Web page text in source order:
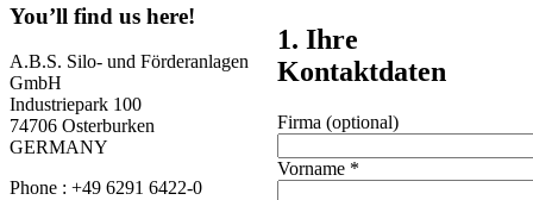
You’ll find us here!
A.B.S. Silo- und Förderanlagen
GmbH
Industriepark 100
74706 Osterburken
GERMANY
Phone : +49 6291 6422-0
1. Ihre
Kontaktdaten
Firma (optional)
Vorname *